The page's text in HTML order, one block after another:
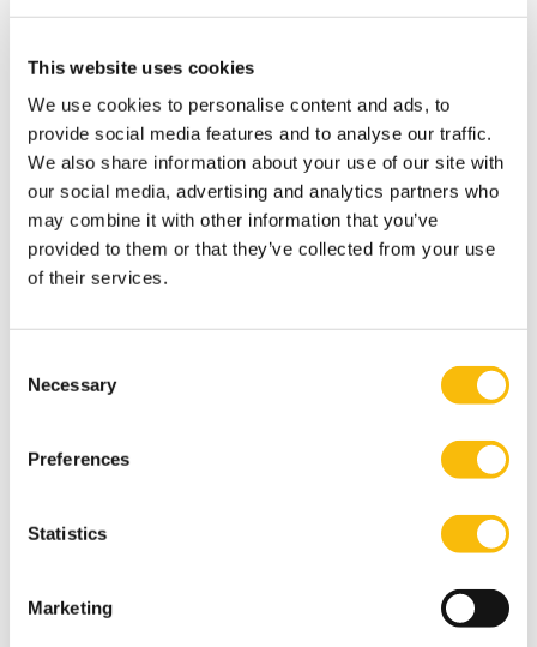
This website uses cookies
We use cookies to personalise content and ads, to
provide social media features and to analyse our traffic.
We also share information about your use of our site with
our social media, advertising and analytics partners who
may combine it with other information that you’ve
provided to them or that they’ve collected from your use
of their services.
Selection
Necessary
Preferences
Statistics
Marketing
Meest relevante publicaties
Moenaert, R., Robben, H., and Antioco, M. 2021. The
Moenaert, R. and Robben, H. 2016. Marketing met
Ballen. Amsterdam: Adfo Books. ISBN: 978-94-9219-614-
9.
Moenaert, R., Robben, H., and Gouw, P., 2011.
Marketing Strategy and Organization: Building
Sustainable Business, 7
LannooCampus. ISBN: 978-90-209-7698-4.
(2021). Exploring the meaning of organizational
conceptual model through expert interviews.
Frontiers
Van Ingen, R., De Ruiter, M., Peters, P., & Robben, H.
(2021). Engaging through purpose: The mediating role
of person–organizational purpose fit in the